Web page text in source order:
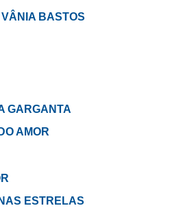
BASTOS
GARGANTA
AMOR
ESTRELAS